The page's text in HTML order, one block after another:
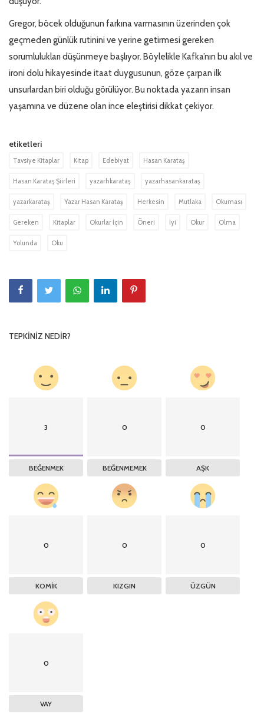
Gregor, böcek olduğunun farkına varmasının üzerinden çok
geçmeden günlük rutinini ve yerine getirmesi gereken
sorumlulukları düşünmeye başlıyor. Böylelikle Kafka’nın bu akıl ve
ironi dolu hikayesinde itaat duygusunun, göze çarpan ilk
unsurlardan biri olduğu görülüyor. Bu noktada yazarın insan
yaşamına ve düzene olan ince eleştirisi dikkat çekiyor.
etiketleri
Tavsiye Kitaplar Kitap Edebiyat Hasan Karataş
Hasan Karataş Şiirleri yazarhkarataş yazarhasankarataş
yazarkarataş Yazar Hasan Karataş Herkesin Mutlaka Okuması
Gereken Kitaplar Okurlar İçin Öneri İyi Okur Olma
Yolunda Oku
TEPKINIZ NEDIR?
3
BEĞENMEK
0
BEĞENMEMEK
0
AŞK
0
KOMIK
0
KIZGIN
0
ÜZGÜN
0
VAY